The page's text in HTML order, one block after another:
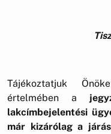
Tájékoztatjuk
értelmében a
lakcímbejelentési
már kizárólag a